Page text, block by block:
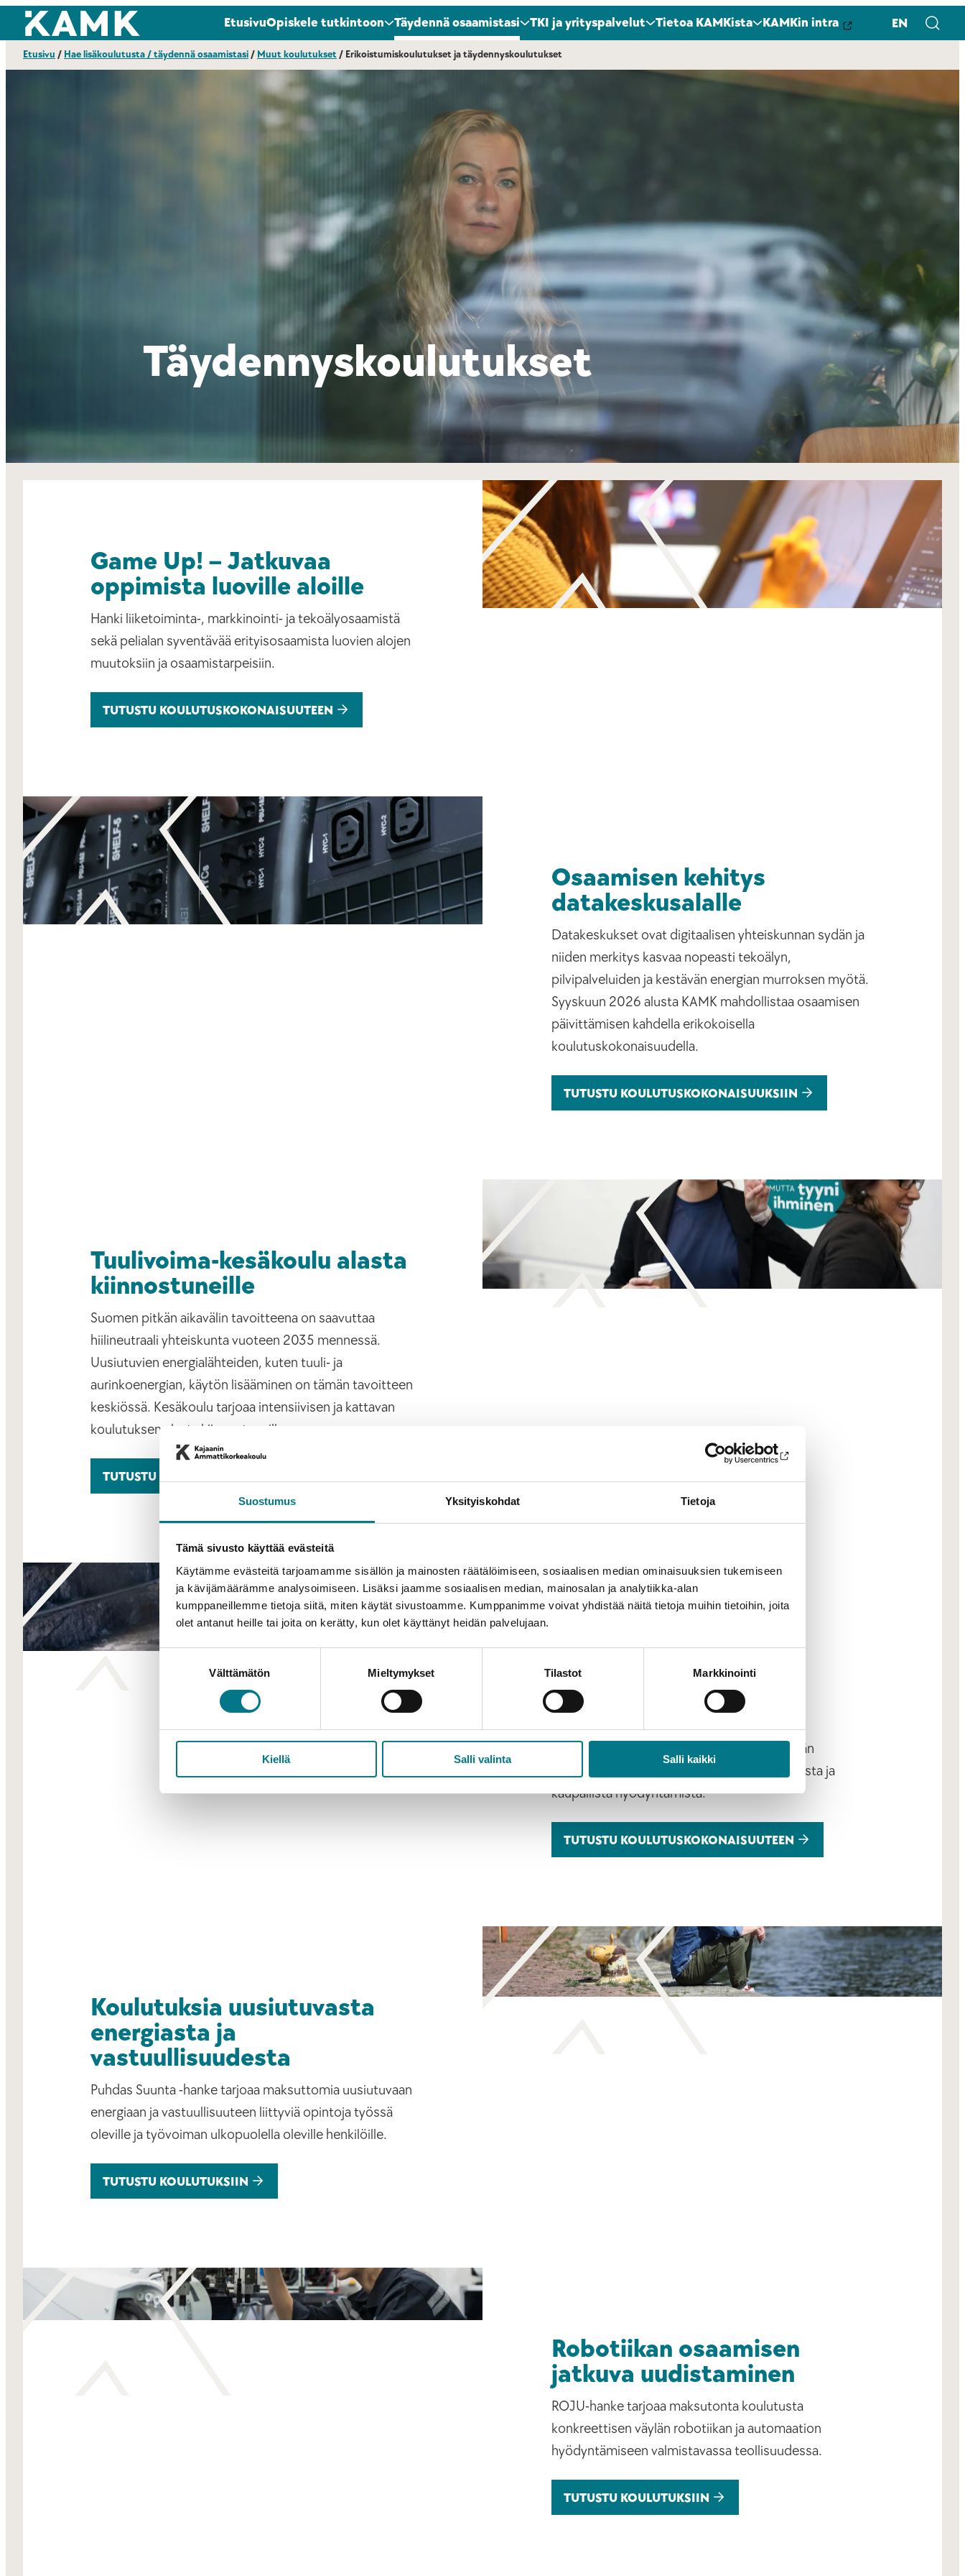
Suostumus Yksityiskohdat Tietoja
Tämä sivusto käyttää evästeitä
Käytämme evästeitä tarjoamamme sisällön ja mainosten räätälöimiseen, sosiaalisen median ominaisuuksien tukemiseen
ja kävijämäärämme analysoimiseen. Lisäksi jaamme sosiaalisen median, mainosalan ja analytiikka-alan
kumppaneillemme tietoja siitä, miten käytät sivustoamme. Kumppanimme voivat yhdistää näitä tietoja muihin tietoihin, joita
olet antanut heille tai joita on kerätty, kun olet käyttänyt heidän palvelujaan.
Välttämätön Mieltymykset Tilastot Markkinointi
Kiellä Salli valinta Salli kaikki
Siirry
suoraan
sisältöön
Kajaanin ammattikorkeakoulu EtusivuOpiskele tutkintoon Täydennä osaamistasi TKI ja yrityspalvelut Tietoa KAMKista KAMKin intra EN
Etusivu / Hae lisäkoulutusta / täydennä osaamistasi/ Muut koulutukset/ Erikoistumiskoulutukset ja täydennyskoulutukset
Täydennyskoulutukset
Game Up! – Jatkuvaa
oppimista luoville aloille
Hanki liiketoiminta-, markkinointi- ja tekoälyosaamistä
sekä pelialan syventävää erityisosaamista luovien alojen
muutoksiin ja osaamistarpeisiin.
TUTUSTU KOULUTUSKOKONAISUUTEEN
Osaamisen kehitys
datakeskusalalle
Datakeskukset ovat digitaalisen yhteiskunnan sydän ja
niiden merkitys kasvaa nopeasti tekoälyn,
pilvipalveluiden ja kestävän energian murroksen myötä.
Syyskuun 2026 alusta KAMK mahdollistaa osaamisen
päivittämisen kahdella erikokoisella
koulutuskokonaisuudella.
TUTUSTU KOULUTUSKOKONAISUUKSIIN
Tuulivoima-kesäkoulu alasta
kiinnostuneille
Suomen pitkän aikavälin tavoitteena on saavuttaa
hiilineutraali yhteiskunta vuoteen 2035 mennessä.
Uusiutuvien energialähteiden, kuten tuuli- ja
aurinkoenergian, käytön lisääminen on tämän tavoitteen
keskiössä. Kesäkoulu tarjoaa intensiivisen ja kattavan
koulutuksen alasta kiinnostuneille.
TUTUSTU KOULUTUSKOKONAISUUTEEN
Mineraalien kierron
teknologiat ja
kaupallistaminen
Kaivosalan arvoketjun toimijoille suunnattun
koulutuskokonaisuuden sisällöissä käsitellään
kiertotalouden mahdollisuuksien tunnistamista ja
kaupallista hyödyntämistä.
TUTUSTU KOULUTUSKOKONAISUUTEEN
Koulutuksia uusiutuvasta
energiasta ja
vastuullisuudesta
Puhdas Suunta -hanke tarjoaa maksuttomia uusiutuvaan
energiaan ja vastuullisuuteen liittyviä opintoja työssä
oleville ja työvoiman ulkopuolella oleville henkilöille.
TUTUSTU KOULUTUKSIIN
Robotiikan osaamisen
jatkuva uudistaminen
ROJU-hanke tarjoaa maksutonta koulutusta
konkreettisen väylän robotiikan ja automaation
hyödyntämiseen valmistavassa teollisuudessa.
TUTUSTU KOULUTUKSIIN